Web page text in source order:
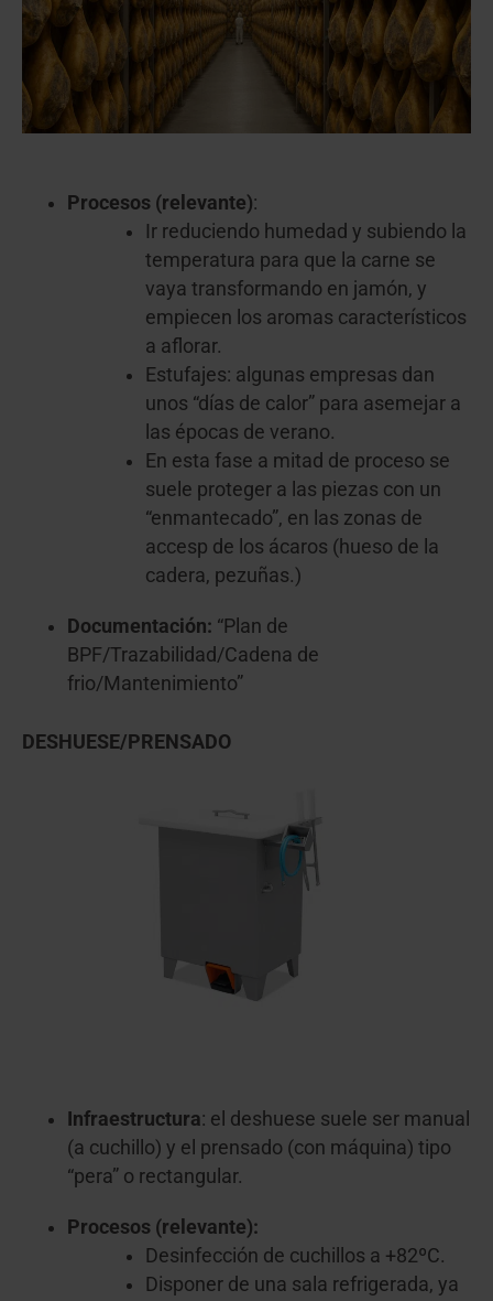
Procesos (relevante):
Ir reduciendo humedad y subiendo la
temperatura para que la carne se
vaya transformando en jamón, y
empiecen los aromas característicos
a aflorar.
Estufajes: algunas empresas dan
unos “días de calor” para asemejar a
las épocas de verano.
En esta fase a mitad de proceso se
suele proteger a las piezas con un
“enmantecado”, en las zonas de
accesp de los ácaros (hueso de la
cadera, pezuñas.)
Documentación: “Plan de
BPF/Trazabilidad/Cadena de
frio/Mantenimiento”
DESHUESE/PRENSADO
Infraestructura: el deshuese suele ser manual
(a cuchillo) y el prensado (con máquina) tipo
“pera” o rectangular.
Procesos (relevante):
Desinfección de cuchillos a +82ºC.
Disponer de una sala refrigerada, ya